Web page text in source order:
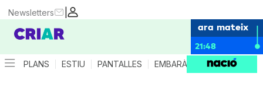
|
Newsletters
ara mateix
21:48
PLANS ESTIU PANTALLES EMBARÀS CRIANÇA